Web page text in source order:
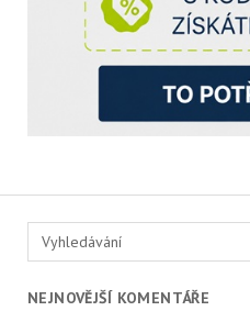
Hledat
NEJNOVĚJŠÍ KOMENTÁŘE